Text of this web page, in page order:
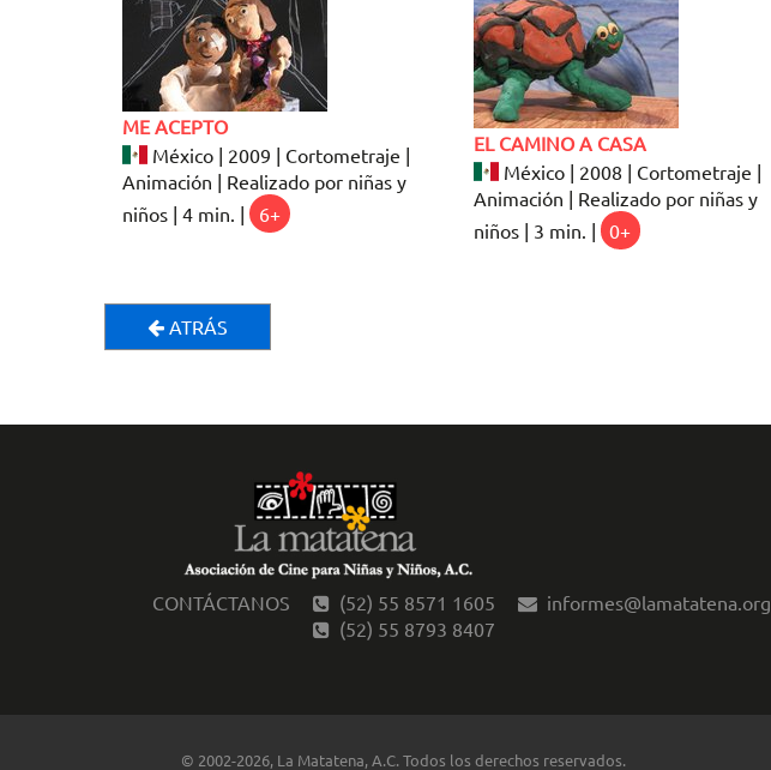
ME ACEPTO
México | 2009 | Cortometraje |
Animación | Realizado por niñas y
niños | 4 min. |
6+
EL CAMINO A CASA
México | 2008 | Cortometraje |
Animación | Realizado por niñas y
niños | 3 min. |
0+
ATRÁS
CONTÁCTANOS
(52) 55 8571 1605
(52) 55 8793 8407
informes@lamatatena.org
© 2002-2026, La Matatena, A.C. Todos los derechos reservados.